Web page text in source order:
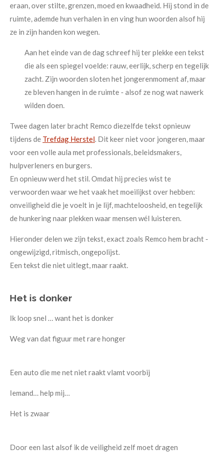
eraan, over stilte, grenzen, moed en kwaadheid. Hij stond in de
ruimte, ademde hun verhalen in en ving hun woorden alsof hij
ze in zijn handen kon wegen.
Aan het einde van de dag schreef hij ter plekke een tekst
die als een spiegel voelde: rauw, eerlijk, scherp en tegelijk
zacht. Zijn woorden sloten het jongerenmoment af, maar
ze bleven hangen in de ruimte - alsof ze nog wat nawerk
wilden doen.
Twee dagen later bracht Remco diezelfde tekst opnieuw
tijdens de Trefdag Herstel . Dit keer niet voor jongeren, maar
voor een volle aula met professionals, beleidsmakers,
hulpverleners en burgers.
En opnieuw werd het stil. Omdat hij precies wist te
verwoorden waar we het vaak het moeilijkst over hebben:
onveiligheid die je voelt in je lijf, machteloosheid, en tegelijk
de hunkering naar plekken waar mensen wél luisteren.
Hieronder delen we zijn tekst, exact zoals Remco hem bracht -
ongewijzigd, ritmisch, ongepolijst.
Een tekst die niet uitlegt, maar raakt.
Het is donker
Ik loop snel … want het is donker
Weg van dat figuur met rare honger
Een auto die me net niet raakt vlamt voorbij
Iemand… help mij…
Het is zwaar
Door een last alsof ik de veiligheid zelf moet dragen